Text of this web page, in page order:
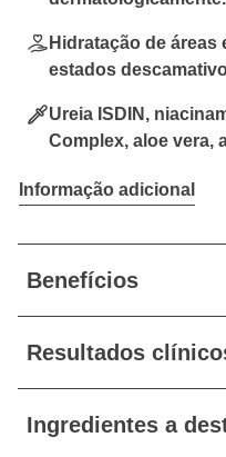
Hidratação de
estados
Ureia ISDIN,
Complex, aloe vera,
Informação adicional
Benefícios
Resultados
Ingredientes a